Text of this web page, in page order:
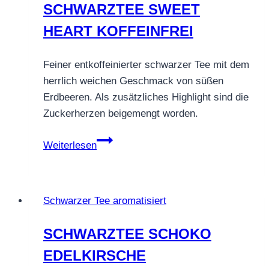
SCHWARZTEE SWEET
HEART KOFFEINFREI
Feiner entkoffeinierter schwarzer Tee mit dem
herrlich weichen Geschmack von süßen
Erdbeeren. Als zusätzliches Highlight sind die
Zuckerherzen beigemengt worden.
Weiterlesen
SCHWARZTEE
Schwarzer Tee aromatisiert
SCHWARZTEE SCHOKO
EDELKIRSCHE